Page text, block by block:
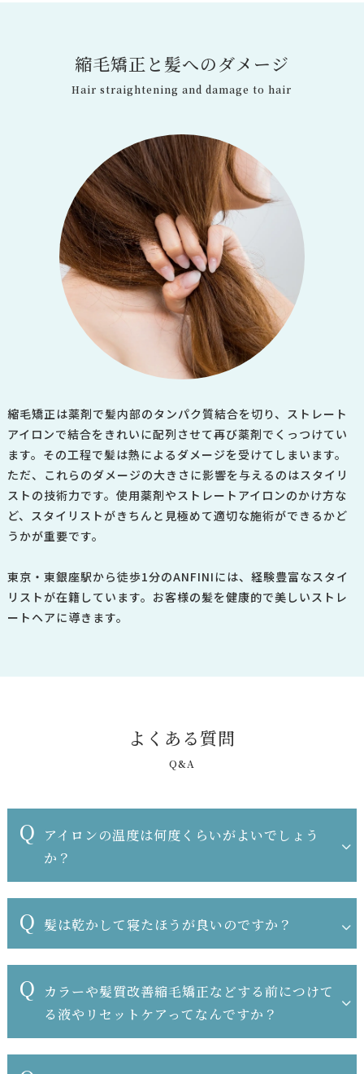
縮毛矯正 と 髪へのダメ ージ
Hair straightening and damage to hair
縮毛矯正は薬剤で髪内部のタンパク質結合を切り、ストレート
アイロンで結合をきれいに配列させて再び薬剤でくっつけてい
ます。 その工程で髪は熱によるダメージを受けてしまいます。
ただ、これらのダメージの大きさに影響を与えるのはスタイリ
ストの技術力です。 使用薬剤やストレートアイロンのかけ方な
ど、スタイリストがきちんと見極めて適切な施術ができるかど
うかが重要です。
東京・東銀座駅から徒歩1分のANFINIには、経験豊富なスタイ
リストが在籍しています。お客様の髪を健康的で美しいストレ
ートヘアに導きます。
よ く あ る質問
Q&A
Q
アイロンの温度は何度くらいがよいでしょう
か？
Q 髪は乾かして寝たほうが良いのですか？
Q
カラーや髪質改善縮毛矯正などする前につけて
る液やリセットケアってなんですか？